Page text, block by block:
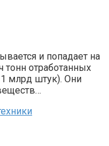
и попадает на
тонн отработанных
1 млрд штук). Они